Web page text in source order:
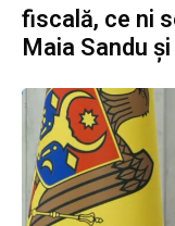
fiscală, ce ni
Maia Sandu